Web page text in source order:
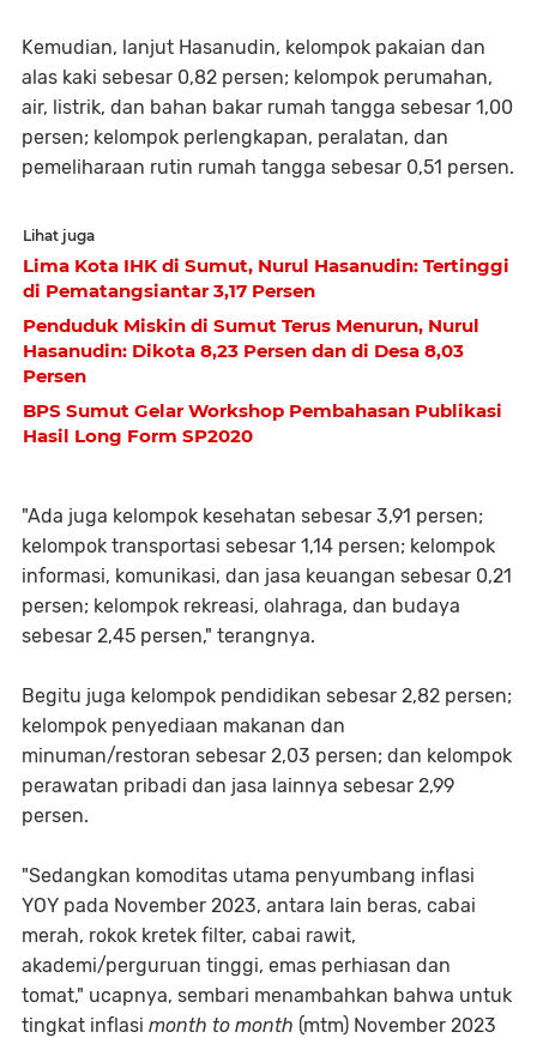
Kemudian, lanjut Hasanudin, kelompok pakaian dan
alas kaki sebesar 0,82 persen; kelompok perumahan,
air, listrik, dan bahan bakar rumah tangga sebesar 1,00
persen; kelompok perlengkapan, peralatan, dan
pemeliharaan rutin rumah tangga sebesar 0,51 persen.
Lihat juga
Lima Kota IHK di Sumut, Nurul Hasanudin: Tertinggi
di Pematangsiantar 3,17 Persen
Penduduk Miskin di Sumut Terus Menurun, Nurul
Hasanudin: Dikota 8,23 Persen dan di Desa 8,03
Persen
BPS Sumut Gelar Workshop Pembahasan Publikasi
Hasil Long Form SP2020
"Ada juga kelompok kesehatan sebesar 3,91 persen;
kelompok transportasi sebesar 1,14 persen; kelompok
informasi, komunikasi, dan jasa keuangan sebesar 0,21
persen; kelompok rekreasi, olahraga, dan budaya
sebesar 2,45 persen," terangnya.
Begitu juga kelompok pendidikan sebesar 2,82 persen;
kelompok penyediaan makanan dan
minuman/restoran sebesar 2,03 persen; dan kelompok
perawatan pribadi dan jasa lainnya sebesar 2,99
persen.
"Sedangkan komoditas utama penyumbang inflasi
YOY pada November 2023, antara lain beras, cabai
merah, rokok kretek filter, cabai rawit,
akademi/perguruan tinggi, emas perhiasan dan
tomat," ucapnya, sembari menambahkan bahwa untuk
tingkat inflasi month to month (mtm) November 2023